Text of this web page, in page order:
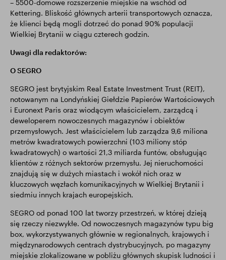
– 5500-domowe rozszerzenie miejskie na wschód od
Kettering. Bliskość głównych arterii transportowych oznacza,
że klienci będą mogli dotrzeć do ponad 90% populacji
Wielkiej Brytanii w ciągu czterech godzin.
Uwagi dla redaktorów:
O SEGRO
SEGRO jest brytyjskim Real Estate Investment Trust (REIT),
notowanym na Londyńskiej Giełdzie Papierów Wartościowych
i Euronext Paris oraz wiodącym właścicielem, zarządcą i
deweloperem nowoczesnych magazynów i obiektów
przemysłowych. Jest właścicielem lub zarządza 9,6 miliona
metrów kwadratowych powierzchni (103 miliony stóp
kwadratowych) o wartości 21,3 miliarda funtów, obsługując
klientów z różnych sektorów przemysłu. Jej nieruchomości
znajdują się w dużych miastach i wokół nich oraz w
kluczowych węzłach komunikacyjnych w Wielkiej Brytanii i
siedmiu innych krajach europejskich.
SEGRO od ponad 100 lat tworzy przestrzeń, w której dzieją
się rzeczy niezwykłe. Od nowoczesnych magazynów typu big
box, wykorzystywanych głównie w regionalnych, krajowych i
międzynarodowych centrach dystrybucyjnych, po magazyny
miejskie zlokalizowane w pobliżu głównych skupisk ludności i